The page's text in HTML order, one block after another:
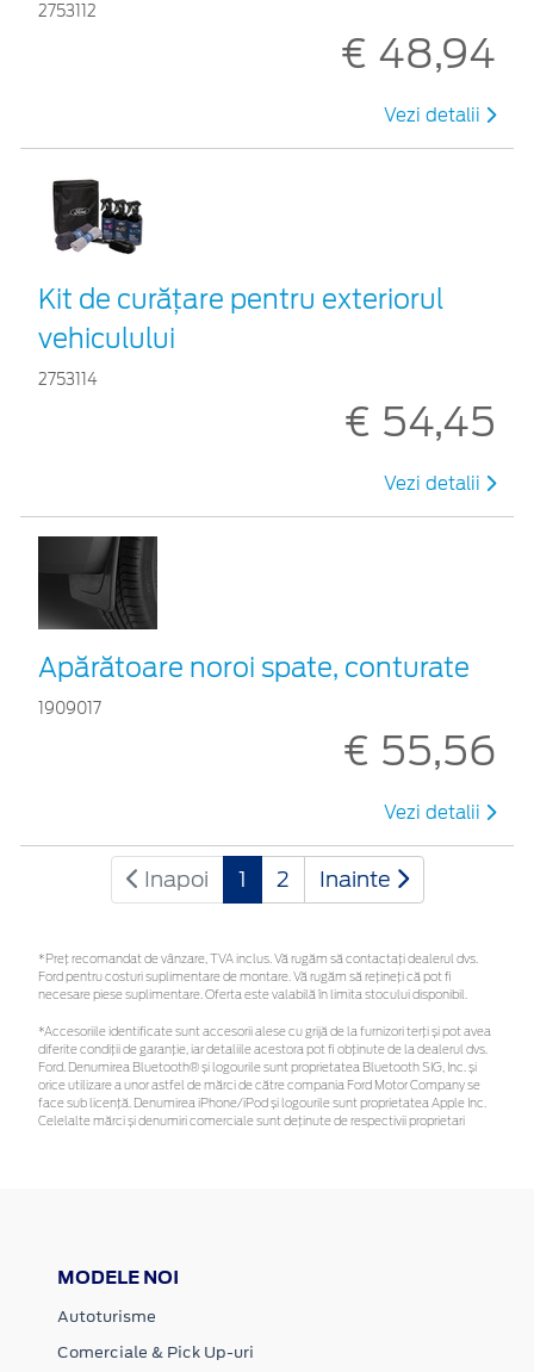
2753112
€ 48,94
Vezi detalii
Kit de curățare pentru exteriorul
vehiculului
2753114
€ 54,45
Vezi detalii
Apărătoare noroi spate, conturate
1909017
€ 55,56
Vezi detalii
Inapoi 1 2 Inainte
*Preţ recomandat de vânzare, TVA inclus. Vă rugăm să contactaţi dealerul dvs.
Ford pentru costuri suplimentare de montare. Vă rugăm să rețineți că pot fi
necesare piese suplimentare. Oferta este valabilă în limita stocului disponibil.
*Accesoriile identificate sunt accesorii alese cu grijă de la furnizori terți și pot avea
diferite condiții de garanție, iar detaliile acestora pot fi obținute de la dealerul dvs.
Ford. Denumirea Bluetooth® și logourile sunt proprietatea Bluetooth SIG, Inc. și
orice utilizare a unor astfel de mărci de către compania Ford Motor Company se
face sub licență. Denumirea iPhone/iPod și logourile sunt proprietatea Apple Inc.
Celelalte mărci și denumiri comerciale sunt deținute de respectivii proprietari
MODELE NOI
Autoturisme
Comerciale & Pick Up-uri